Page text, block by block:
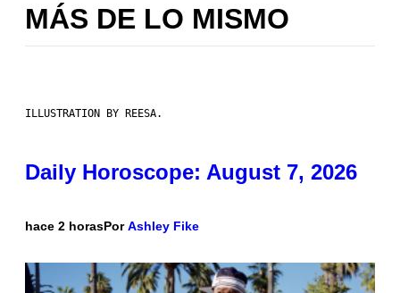
MÁS DE LO MISMO
ILLUSTRATION BY REESA.
Daily Horoscope: August 7, 2026
hace 2 horasPorAshley Fike